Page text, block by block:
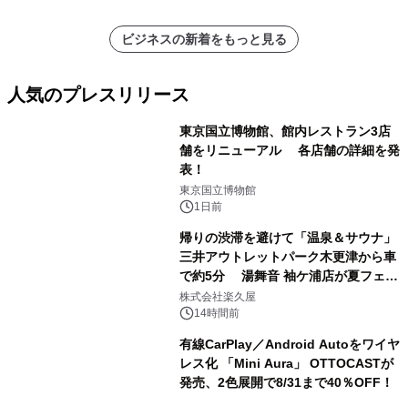
ビジネスの新着をもっと見る
人気のプレスリリース
東京国立博物館、館内レストラン3店
舗をリニューアル 各店舗の詳細を発
表！
東京国立博物館
1日前
帰りの渋滞を避けて「温泉＆サウナ」
三井アウトレットパーク木更津から車
で約5分 湯舞音 袖ケ浦店が夏フェア
メニューを提供
株式会社楽久屋
14時間前
有線CarPlay／Android Autoをワイヤ
レス化 「Mini Aura」 OTTOCASTが
発売、2色展開で8/31まで40％OFF！